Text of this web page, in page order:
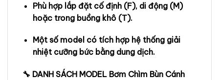
Phù hợp lắp đặt cố định (F), di động (M)
hoặc trong buồng khô (T).
Một số model có tích hợp hệ thống giải
nhiệt cưỡng bức bằng dung dịch.
🔧 DANH SÁCH MODEL Bơm Chìm Bùn Cánh